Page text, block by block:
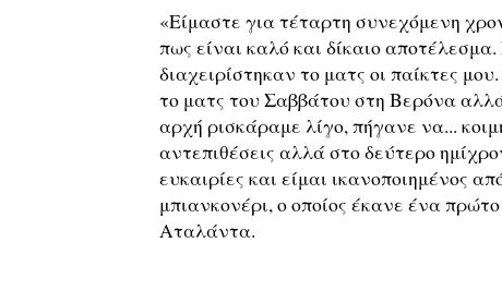
«Είμαστε για τέταρτη συνεχόμενη
πως είναι καλό και δίκαιο
διαχειρίστηκαν το ματς οι παίκτες
το ματς του Σαββάτου στη Βερόνα
αρχή ρισκάραμε λίγο, πήγανε να...
αντεπιθέσεις αλλά στο δεύτερο
ευκαιρίες και είμαι ικανοποιημένος
μπιανκονέρι, ο οποίος έκανε ένα
Αταλάντα.